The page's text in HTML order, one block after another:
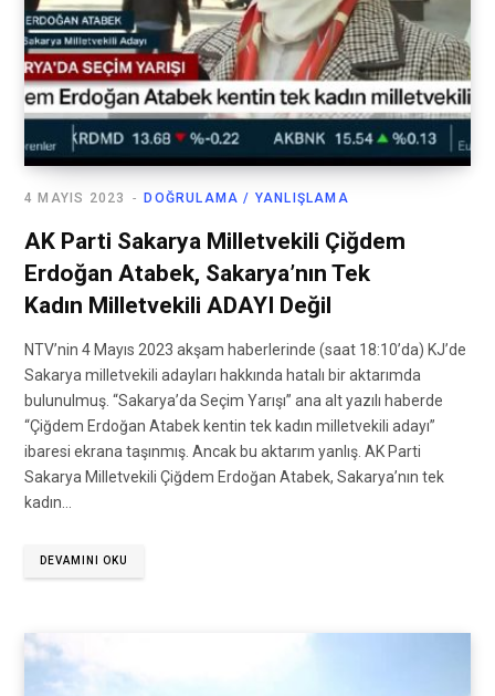
DOĞRULAMA / YANLIŞLAMA
4 MAYIS 2023
AK Parti Sakarya Milletvekili Çiğdem
Erdoğan Atabek, Sakarya’nın Tek
Kadın Milletvekili ADAYI Değil
NTV’nin 4 Mayıs 2023 akşam haberlerinde (saat 18:10’da) KJ’de
Sakarya milletvekili adayları hakkında hatalı bir aktarımda
bulunulmuş. “Sakarya’da Seçim Yarışı” ana alt yazılı haberde
“Çiğdem Erdoğan Atabek kentin tek kadın milletvekili adayı”
ibaresi ekrana taşınmış. Ancak bu aktarım yanlış. AK Parti
Sakarya Milletvekili Çiğdem Erdoğan Atabek, Sakarya’nın tek
kadın…
DEVAMINI OKU